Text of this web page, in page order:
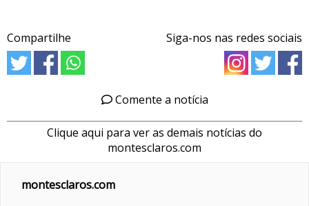
Compartilhe Siga-nos nas redes sociais
Comente a notícia
Clique aqui para ver as demais notícias do
montesclaros.com
montesclaros.com